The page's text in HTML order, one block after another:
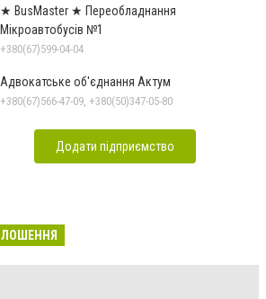
★ BusMaster ★ Переобладнання
Мікроавтобусів №1
+380(67)599-04-04
Адвокатське об'єднання Актум
+380(67)566-47-09, +380(50)347-05-80
Додати підприємство